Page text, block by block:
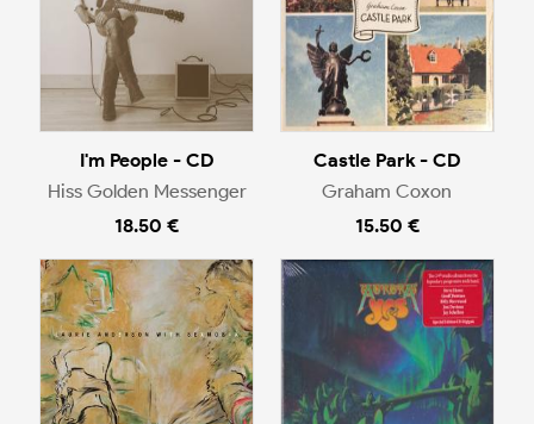
I'm People - CD
Hiss Golden Messenger
18.50 €
Castle Park - CD
Graham Coxon
15.50 €